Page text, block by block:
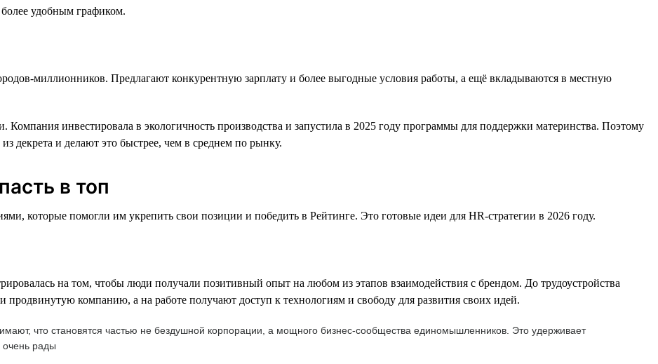
удобным графиком.
миллионников. Предлагают конкурентную зарплату и более выгодные условия работы, а ещё вкладываются в местную
инвестировала в экологичность производства и запустила в 2025 году программы для поддержки материнства. Поэтому
декрета и делают это быстрее, чем в среднем по рынку.
в топ
которые помогли им укрепить свои позиции и победить в Рейтинге. Это готовые идеи для HR-стратегии в 2026 году.
на том, чтобы люди получали позитивный опыт на любом из этапов взаимодействия с брендом. До трудоустройства
компанию, а на работе получают доступ к технологиям и свободу для развития своих идей.
что становятся частью не бездушной корпорации, а мощного бизнес-сообщества единомышленников. Это удерживает
очень рады